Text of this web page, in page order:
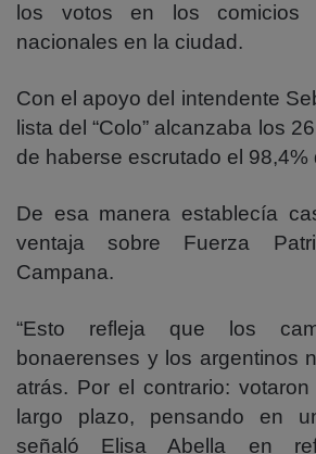
los votos en los comicios
nacionales en la ciudad.
Con el apoyo del intendente
lista del “Colo” alcanzaba los
de haberse escrutado el 98,4%
De esa manera establecía
ventaja sobre Fuerza
Campana.
“Esto refleja que los
bonaerenses y los argentinos
atrás. Por el contrario:
largo plazo, pensando en
señaló Elisa Abella en